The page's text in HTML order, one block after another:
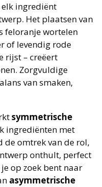
elk ingrediënt
Het plaatsen van
feloranje wortelen
of levendig rode
rijst – creëert
Zorgvuldige
van smaken,
symmetrische
ingrediënten met
de omtrek van de rol,
onthult, perfect
op zoek bent naar
asymmetrische